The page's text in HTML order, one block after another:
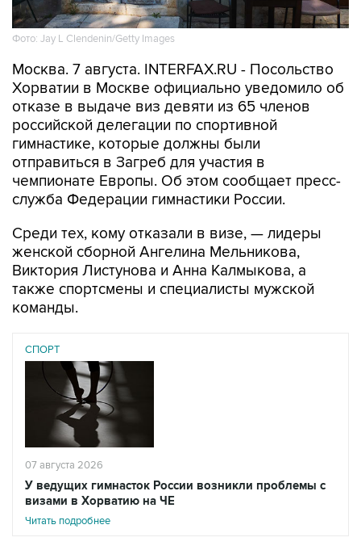
Фото: Jay L Clendenin/Getty Images
Москва. 7 августа. INTERFAX.RU - Посольство
Хорватии в Москве официально уведомило об
отказе в выдаче виз девяти из 65 членов
российской делегации по спортивной
гимнастике, которые должны были
отправиться в Загреб для участия в
чемпионате Европы. Об этом сообщает пресс-
служба Федерации гимнастики России.
Среди тех, кому отказали в визе, — лидеры
женской сборной Ангелина Мельникова,
Виктория Листунова и Анна Калмыкова, а
также спортсмены и специалисты мужской
команды.
СПОРТ
07 августа 2026
У ведущих гимнасток России возникли проблемы с
визами в Хорватию на ЧЕ
Читать подробнее